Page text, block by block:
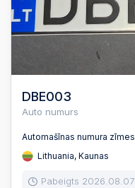
DBE003
Auto numurs
Automašīnas numura zīmes
Lithuania, Kaunas
Pabeigts 2026.08.07